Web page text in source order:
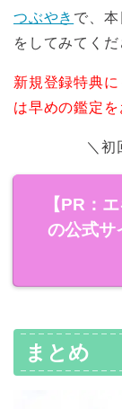
つぶやき で、
をしてみてくだ
新規登録特典
は早めの鑑定を
＼初
【PR：
の公式サ
まとめ